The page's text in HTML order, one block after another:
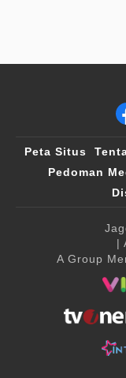
Peta Situs
Pedoman
|
A Group